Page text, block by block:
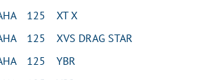
125 XT X
125 XVS DRAG STAR
125 YBR